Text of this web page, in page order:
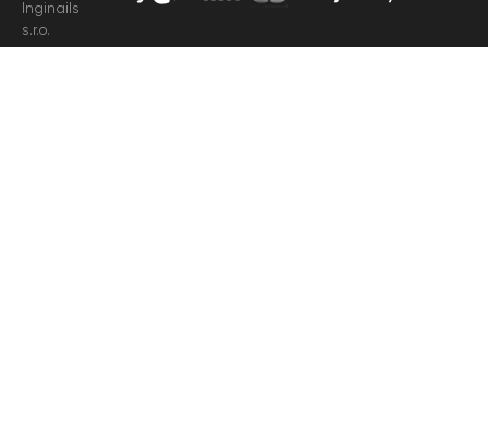
Inginails
s.r.o.